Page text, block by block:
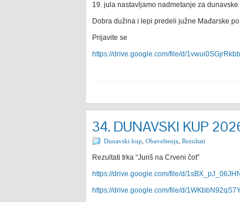
19. jula nastavljamo nadmetanje za
Dobra dužina i lepi predeli južne Mađarske
Prijavite se
https://drive.google.com/file/d/
34. DUNAVSKI KUP
Dunavski kup Obaveštenja Rezultati
Rezultati trka “Juriš na Crveni čot”
https://drive.google.com/file/d/
https://drive.google.com/file/d/